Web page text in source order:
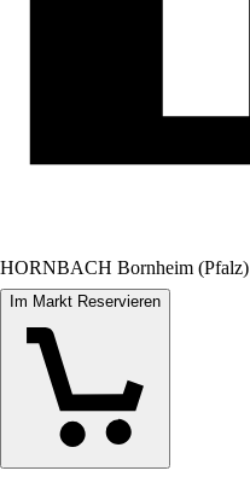
HORNBACH Bornheim (Pfalz)
Im Markt Reservieren